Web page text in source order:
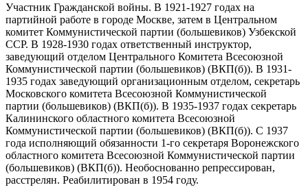
Участник Гражданской войны. В 1921-1927 годах на
партийной работе в городе Москве, затем в Центральном
комитет Коммунистической партии (большевиков) Узбекской
ССР. В 1928-1930 годах ответственный инструктор,
заведующий отделом Центрального Комитета Всесоюзной
Коммунистической партии (большевиков) (ВКП(б)). В 1931-
1935 годах заведующий организационным отделом, секретарь
Московского комитета Всесоюзной Коммунистической
партии (большевиков) (ВКП(б)). В 1935-1937 годах секретарь
Калининского областного комитета Всесоюзной
Коммунистической партии (большевиков) (ВКП(б)). С 1937
года исполняющий обязанности 1-го секретаря Воронежского
областного комитета Всесоюзной Коммунистической партии
(большевиков) (ВКП(б)). Необоснованно репрессирован,
расстрелян. Реабилитирован в 1954 году.